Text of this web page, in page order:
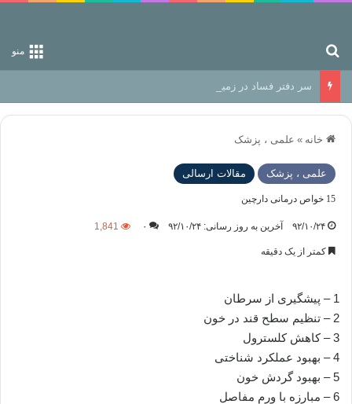
منو
سر دفتر فساد در زمین‌، دوری وکناره‌گیری از راه خداست‌!
خانه » علمی ، پزشک
علمی ، پزشک مقالات ارسالی
15 خواص درمانی دارچین
۹۲/۱۰/۲۴ آخرین به روز رسانی: ۹۲/۱۰/۲۴ ۰ 1,841
کمتر از یک دقیقه
1 – پیشگیری از سرطان
2 – تنظیم سطح قند در خون
3 – کاهش کلسترول
4 – بهبود عملکرد شناختی
5 – بهبود گردش خون
6 – مبارزه با ورم مفاصل